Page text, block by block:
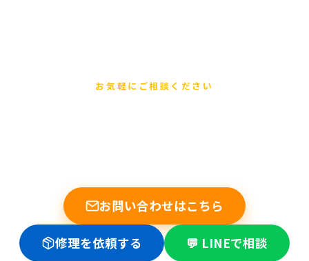
お気軽にご相談ください
お問い合わせはこちら
修理を依頼する 💬 LINEで相談